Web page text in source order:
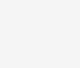
concursos,
quais o aluno
meio de exames
professores e
e